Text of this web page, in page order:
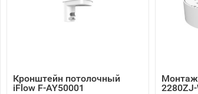
Кронштейн потолочный
iFlow F-AY50001